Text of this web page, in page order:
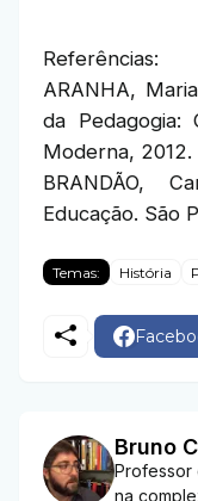
Referências:
ARANHA,
da Pedagogia:
Moderna, 2012.
BRANDÃO,
Educação. São
Temas: História
Bruno
Professor
na